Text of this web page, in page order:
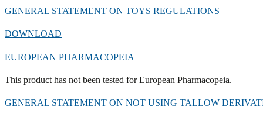
GENERAL STATEMENT ON TOYS REGULATIONS
DOWNLOAD
EUROPEAN PHARMACOPEIA
This product has not been tested for European Pharmacopeia.
GENERAL STATEMENT ON NOT USING TALLOW